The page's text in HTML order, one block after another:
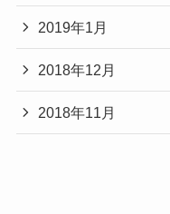
2019年1月
2018年12月
2018年11月